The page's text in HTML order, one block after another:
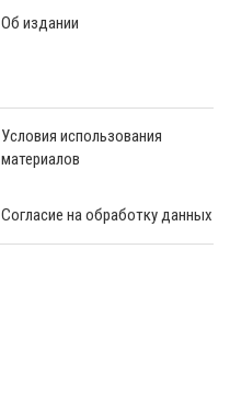
Об издании
Условия использования
материалов
Согласие на обработку данных